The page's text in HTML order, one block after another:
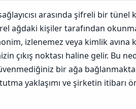
arasında şifreli bir
ağdaki kişiler tarafından
izlenemez veya kimlik avına
çıkış noktası haline gelir. Bu
bir ağa
yaklaşımı ve şirketin itibarı